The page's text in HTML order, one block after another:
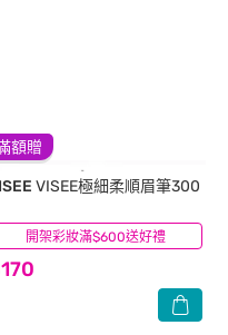
額贈
開架彩妝滿$600送好禮
VISEE極細柔順眉筆300
(2)